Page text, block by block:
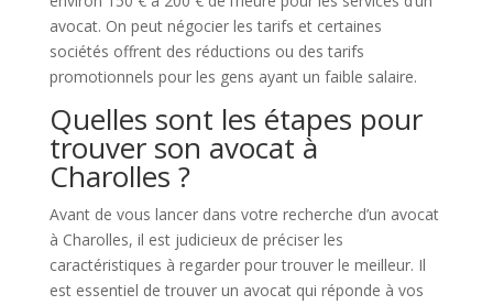
avocat. On peut négocier les tarifs et certaines
sociétés offrent des réductions ou des tarifs
promotionnels pour les gens ayant un faible salaire.
Quelles sont les étapes pour
trouver son avocat à
Charolles ?
Avant de vous lancer dans votre recherche d’un avocat
à Charolles, il est judicieux de préciser les
caractéristiques à regarder pour trouver le meilleur. Il
est essentiel de trouver un avocat qui réponde à vos